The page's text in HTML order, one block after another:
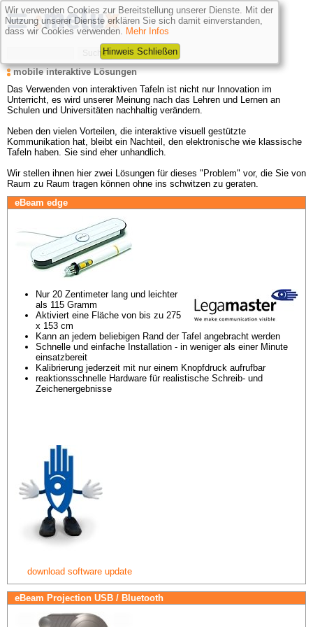
mobile interaktive Lösungen
Das Verwenden von interaktiven Tafeln ist nicht nur Innovation im
Unterricht, es wird unserer Meinung nach das Lehren und Lernen an
Schulen und Universitäten nachhaltig verändern.
Neben den vielen Vorteilen, die interaktive visuell gestützte
Kommunikation hat, bleibt ein Nachteil, den elektronische wie klassische
Tafeln haben. Sie sind eher unhandlich.
Wir stellen ihnen hier zwei Lösungen für dieses "Problem" vor, die Sie von
Raum zu Raum tragen können ohne ins schwitzen zu geraten.
eBeam edge
Nur 20 Zentimeter lang und leichter
als 115 Gramm
Aktiviert eine Fläche von bis zu 275
x 153 cm
Kann an jedem beliebigen Rand der Tafel angebracht werden
Schnelle und einfache Installation - in weniger als einer Minute
einsatzbereit
Kalibrierung jederzeit mit nur einem Knopfdruck aufrufbar
reaktionsschnelle Hardware für realistische Schreib- und
Zeichenergebnisse
download software update
eBeam Projection USB / Bluetooth
Wir verwenden Cookies zur Bereitstellung unserer Dienste. Mit der
Nutzung unserer Dienste erklären Sie sich damit einverstanden,
dass wir Cookies verwenden. Mehr Infos
Hinweis Schließen